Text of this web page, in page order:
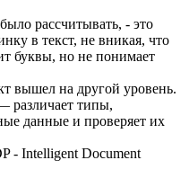
рассчитывать, - это
в текст, не вникая, что
буквы, но не понимает
вышел на другой уровень.
различает типы,
данные и проверяет их
- Intelligent Document